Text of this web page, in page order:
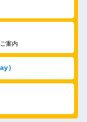
案内
）